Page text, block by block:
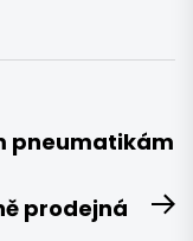
pneumatikám
prodejná